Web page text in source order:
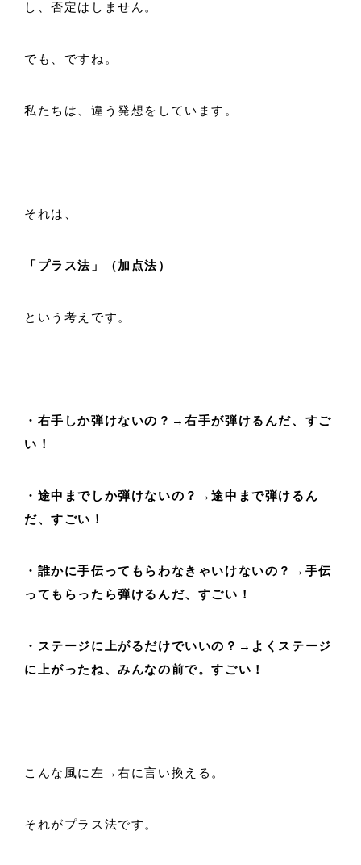
し、否定はしません。
でも、ですね。
私たちは、違う発想をしています。
それは、
「プラス法」（加点法）
という考えです。
・右手しか弾けないの？→右手が弾けるんだ、すご
い！
・途中までしか弾けないの？→途中まで弾けるん
だ、すごい！
・誰かに手伝ってもらわなきゃいけないの？→手伝
ってもらったら弾けるんだ、すごい！
・ステージに上がるだけでいいの？→よくステージ
に上がったね、みんなの前で。すごい！
こんな風に左→右に言い換える。
それがプラス法です。